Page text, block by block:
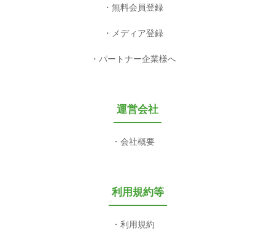
無料会員登録
メディア登録
パートナー企業様へ
運営会社
会社概要
利用規約等
利用規約